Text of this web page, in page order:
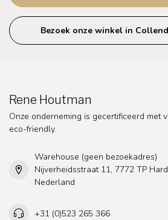
Bezoek onze winkel in
Rene Houtman
Onze onderneming is gecertificeerd met
eco-friendly.
Warehouse (geen bezoekadres)
Nijverheidsstraat 11, 7772 TP
Nederland
+31 (0)523 265 366